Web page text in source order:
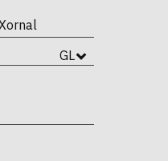
GL